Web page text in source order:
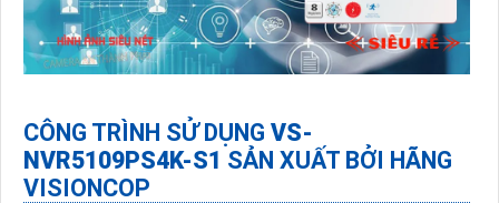
CÔNG TRÌNH SỬ DỤNG VS-
NVR5109PS4K-S1 SẢN XUẤT BỞI HÃNG
VISIONCOP